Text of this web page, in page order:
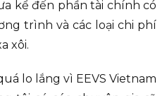
kể đến phần tài chính có
trình và các loại chi phí
xôi.
lo lắng vì EEVS Vietnam